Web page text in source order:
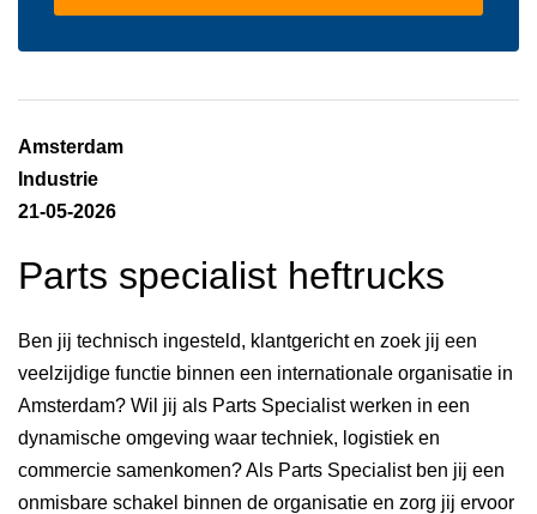
Amsterdam
Industrie
21-05-2026
Parts specialist heftrucks
Ben jij technisch ingesteld, klantgericht en zoek jij een
veelzijdige functie binnen een internationale organisatie in
Amsterdam? Wil jij als Parts Specialist werken in een
dynamische omgeving waar techniek, logistiek en
commercie samenkomen? Als Parts Specialist ben jij een
onmisbare schakel binnen de organisatie en zorg jij ervoor